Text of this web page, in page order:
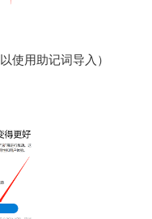
使用助记词导入）